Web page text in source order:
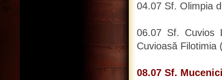
04.07 Sf. Olimpia
06.07 Sf. Cuvios
Cuvioasă Filotimia
08.07 Sf.